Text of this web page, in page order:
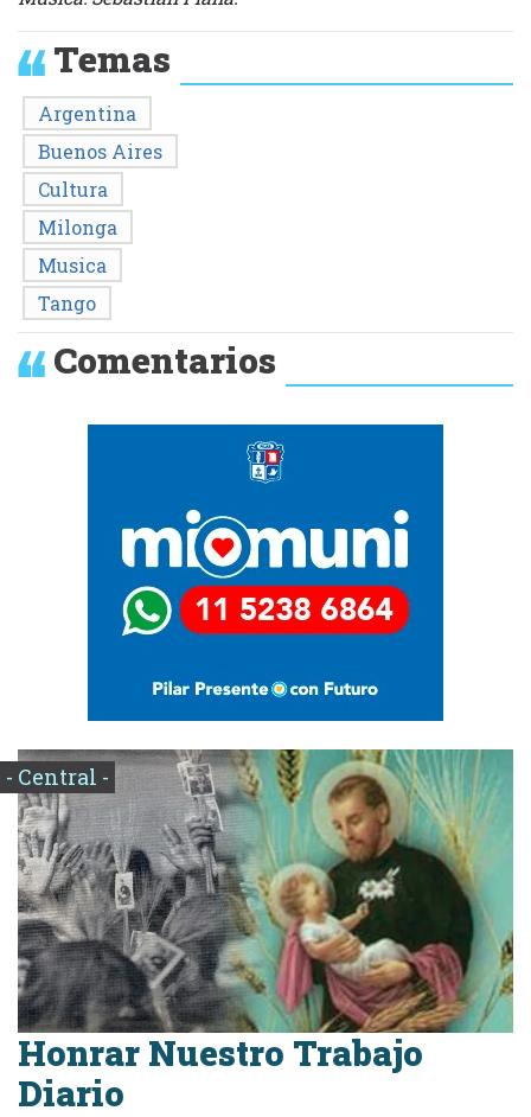
Temas
Argentina
Buenos Aires
Cultura
Milonga
Musica
Tango
Comentarios
- Central -
Honrar Nuestro Trabajo
Diario